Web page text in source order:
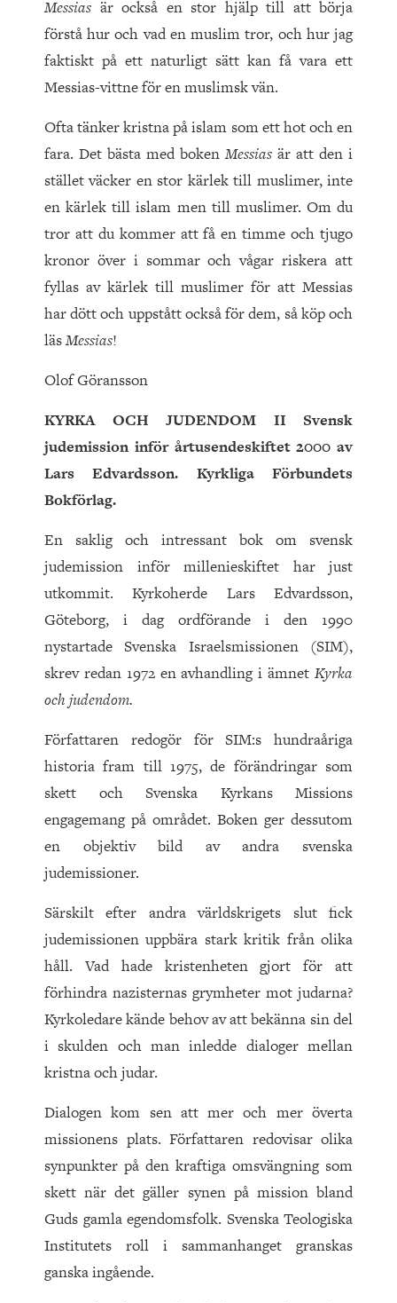
Messias är också en stor hjälp till att börja
förstå hur och vad en muslim tror, och hur jag
faktiskt på ett naturligt sätt kan få vara ett
Messias-vittne för en muslimsk vän.
Ofta tänker kristna på islam som ett hot och en
fara. Det bästa med bokenMessias är att den i
stället väcker en stor kärlek till muslimer, inte
en kärlek till islam men till muslimer. Om du
tror att du kommer att få en timme och tjugo
kronor över i sommar och vågar riskera att
fyllas av kärlek till muslimer för att Messias
har dött och uppstått också för dem, så köp och
läsMessias!
Olof Göransson
KYRKA OCH JUDENDOM II Svensk
judemission inför årtusendeskiftet2000 av
Lars Edvardsson. Kyrkliga Förbundets
Bokförlag.
En saklig och intressant bok om svensk
judemission inför millenieskiftet har just
utkommit. Kyrkoherde Lars Edvardsson,
Göteborg, i dag ordförande i den 1990
nystartade Svenska Israelsmissionen (SIM),
skrev redan 1972 en avhandling i ämnet Kyrka
och judendom.
Författaren redogör för SIM:s hundraåriga
historia fram till 1975, de förändringar som
skett och Svenska Kyrkans Missions
engagemang på området. Boken ger dessutom
en objektiv bild av andra svenska
judemissioner.
Särskilt efter andra världskrigets slut fick
judemissionen uppbära stark kritik från olika
håll. Vad hade kristenheten gjort för att
förhindra nazisternas grymheter mot judarna?
Kyrkoledare kände behov av att bekänna sin del
i skulden och man inledde dialoger mellan
kristna och judar.
Dialogen kom sen att mer och mer överta
missionens plats. Författaren redovisar olika
synpunkter på den kraftiga omsvängning som
skett när det gäller synen på mission bland
Guds gamla egendomsfolk. Svenska Teologiska
Institutets roll i sammanhanget granskas
ganska ingående.